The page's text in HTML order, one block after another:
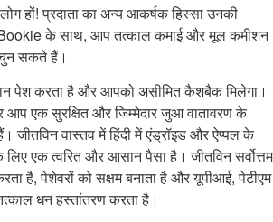
हों! प्रदाता का अन्य आकर्षक हिस्सा उनकी
के साथ, आप तत्काल कमाई और मूल कमीशन
चुन सकते हैं।
पेश करता है और आपको असीमित कैशबैक मिलेगा।
एक सुरक्षित और जिम्मेदार जुआ वातावरण के
जीतविन वास्तव में हिंदी में एंड्रॉइड और ऐप्पल के
एक त्वरित और आसान पैसा है। जीतविन सर्वोत्तम
है, पेशेवरों को सक्षम बनाता है और यूपीआई, पेटीएम
धन हस्तांतरण करता है।